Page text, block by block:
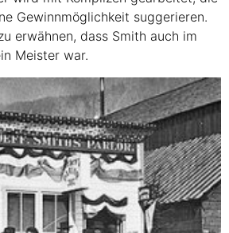
Gewinnmöglichkeit suggerieren.
erwähnen, dass Smith auch im
Meister war.